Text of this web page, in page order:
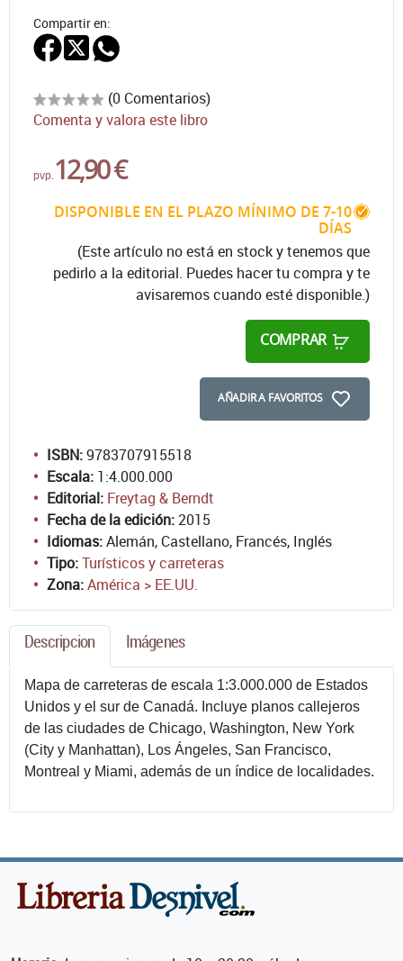
Compartir en:
(0 Comentarios)
Comenta y valora este libro
pvp. 12,90 €
DISPONIBLE EN EL PLAZO MÍNIMO DE 7-10
DÍAS
(Este artículo no está en stock y tenemos que
pedirlo a la editorial. Puedes hacer tu compra y te
avisaremos cuando esté disponible.)
COMPRAR
AÑADIR A FAVORITOS
ISBN:9783707915518
Escala: 1:4.000.000
Editorial: Freytag & Berndt
Fecha de la edición:2015
Idiomas:Alemán, Castellano, Francés, Inglés
Tipo:Turísticos y carreteras
Zona:América > EE.UU.
Descripcion Imágenes
Mapa de carreteras de escala 1:3.000.000 de Estados
Unidos y el sur de Canadá. Incluye planos callejeros
de las ciudades de Chicago, Washington, New York
(City y Manhattan), Los Ángeles, San Francisco,
Montreal y Miami, además de un índice de localidades.